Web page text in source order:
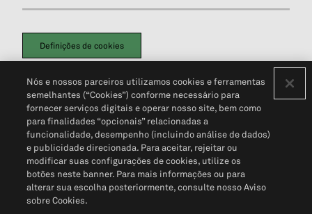
Definições de cookies
Política de PrivacidadePortal de privacidade do cliente (em inglês)
Não Venda Minhas Informações Pessoais© 2026 S&P Global
Nós e nossos parceiros utilizamos cookies e ferramentas
semelhantes (“Cookies”) conforme necessário para
fornecer serviços digitais e operar nosso site, bem como
para finalidades “opcionais” relacionadas a
funcionalidade, desempenho (incluindo análise de dados)
e publicidade direcionada. Para aceitar, rejeitar ou
modificar suas configurações de cookies, utilize os
botões neste banner. Para mais informações ou para
alterar sua escolha posteriormente, consulte nosso Aviso
sobre Cookies.